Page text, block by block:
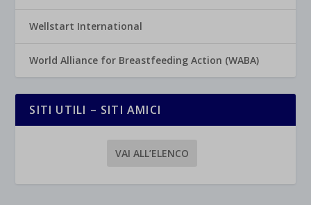
Wellstart International
World Alliance for Breastfeeding Action (WABA)
SITI UTILI – SITI AMICI
VAI ALL’ELENCO